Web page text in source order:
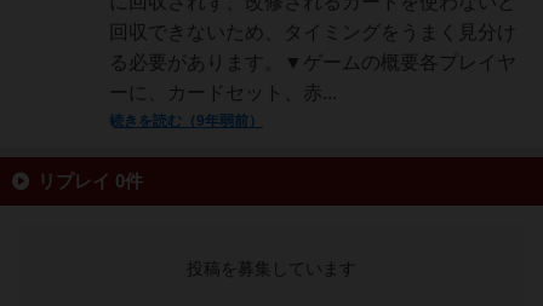
回収できないため、タイミングをうまく見分け
る必要があります。▼ゲームの概要各プレイヤ
ーに、カードセット、赤...
続きを読む（9年弱前）
リプレイ 0件
投稿を募集しています